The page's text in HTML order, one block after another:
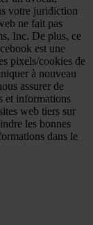
votre juridiction
ne fait pas
Inc. De plus, ce
est une
pixels/cookies de
à nouveau
assurer de
et informations
web tiers sur
les bonnes
dans le